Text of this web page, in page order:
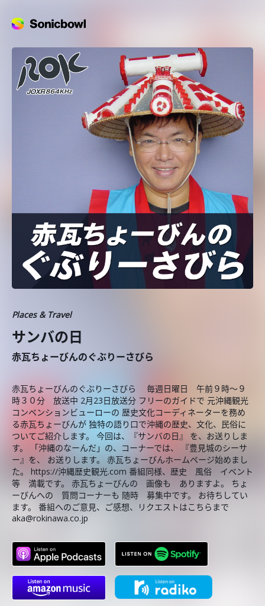
Places & Travel
サンバの日
赤瓦ちょーびんのぐぶりーさびら
赤瓦ちょーびんのぐぶりーさびら 毎週日曜日 午前９時～９
時３０分 放送中 2月23日放送分 フリーのガイドで 元沖縄観光
コンベンションビューローの 歴史文化コーディネーターを務め
る赤瓦ちょーびんが 独特の語り口で沖縄の歴史、文化、民俗に
ついてご紹介します。 今回は、『サンバの日』 を、お送りしま
す。 「沖縄のなーんだ」の、コーナーでは、 『豊見城のシーサ
ー』を、 お送りします。 赤瓦ちょーびんホームページ始めまし
た。 https://沖縄歴史観光.com 番組同様、歴史 風俗 イベント
等 満載です。 赤瓦ちょーびんの 画像も ありますよ。 ちょ
ーびんへの 質問コーナーも 随時 募集中です。 お待ちしてい
ます。 番組へのご意見、ご感想、リクエストはこちらまで
aka@rokinawa.co.jp